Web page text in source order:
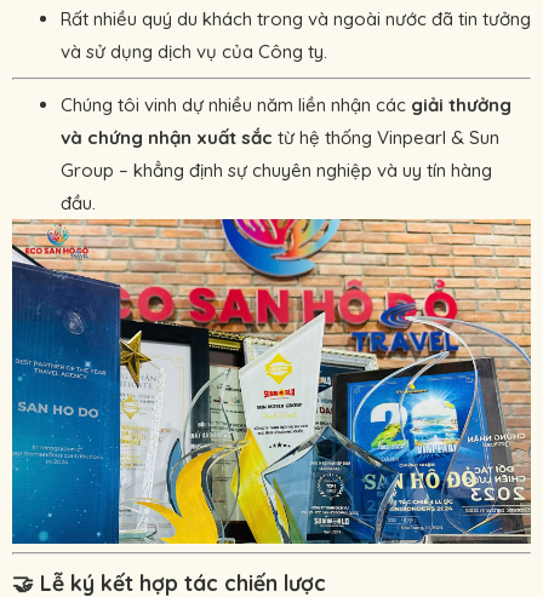
Rất nhiều quý du khách trong và ngoài nước đã tin tưởng
và sử dụng dịch vụ của Công ty.
Chúng tôi vinh dự nhiều năm liền nhận các giải thưởng
và chứng nhận xuất sắc từ hệ thống Vinpearl & Sun
Group – khẳng định sự chuyên nghiệp và uy tín hàng
đầu.
🤝 Lễ ký kết hợp tác chiến lược